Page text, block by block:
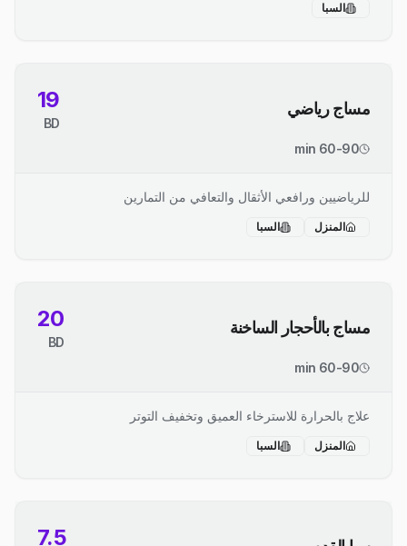
السبا
مساج رياضي 19
BD
60-90 min
للرياضيين ورافعي الأثقال والتعافي من التمارين
المنزل السبا
مساج بالأحجار الساخنة 20
BD
60-90 min
علاج بالحرارة للاسترخاء العميق وتخفيف التوتر
المنزل السبا
7.5